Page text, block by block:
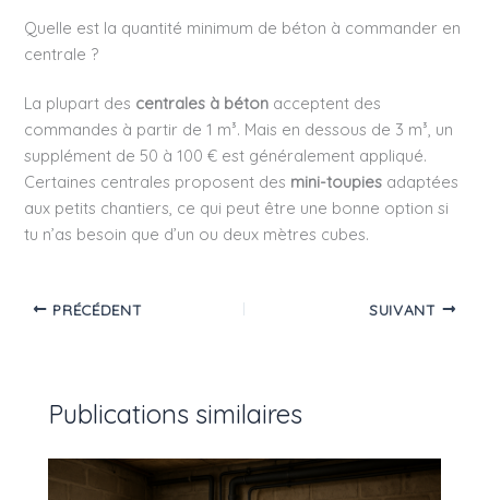
Quelle est la quantité minimum de béton à commander en
centrale ?
La plupart des centrales à béton acceptent des
commandes à partir de 1 m³. Mais en dessous de 3 m³, un
supplément de 50 à 100 € est généralement appliqué.
Certaines centrales proposent des mini-toupies adaptées
aux petits chantiers, ce qui peut être une bonne option si
tu n’as besoin que d’un ou deux mètres cubes.
PRÉCÉDENT SUIVANT
Publications similaires